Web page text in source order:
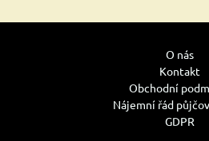
O nás
Kontakt
Obchodní
Nájemní řád
GDPR